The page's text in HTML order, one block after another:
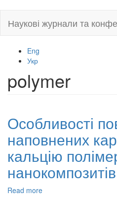
main
Наукові журнали та
Eng
Укр
polymer
Особливості
наповнених
кальцію
нанокомпозитів
Read more